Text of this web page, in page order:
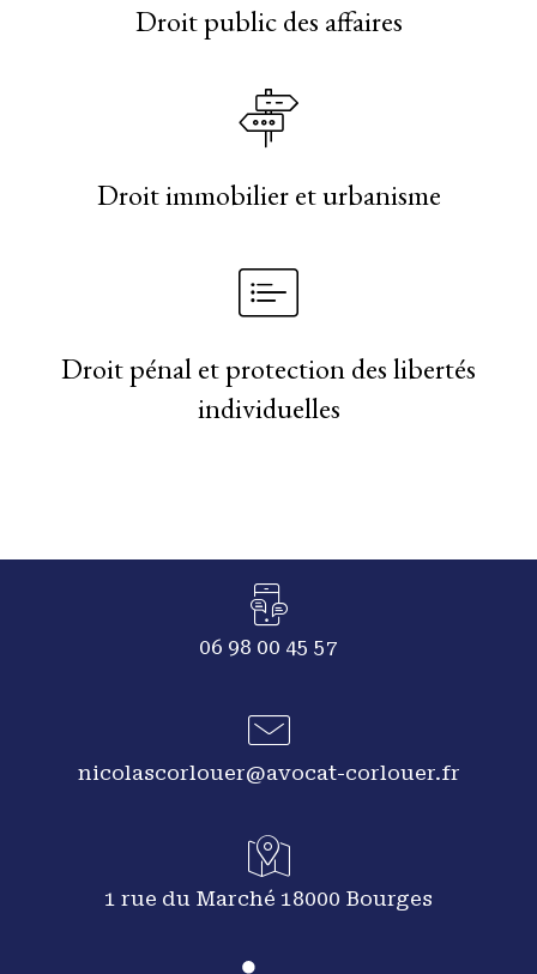
Droit public des affaires
Droit immobilier et urbanisme
Droit pénal et protection des libertés
individuelles
06 98 00 45 57
nicolascorlouer@avocat-corlouer.fr
1 rue du Marché 18000 Bourges